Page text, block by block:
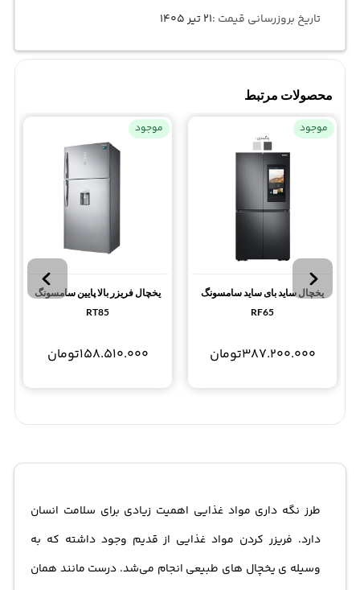
تاریخ بروزرسانی قیمت :۲۱ تیر ۱۴۰۵
محصولات مرتبط
موجود
یخچال ساید بای ساید سامسونگ
RF65
387.200.000تومان
موجود
یخچال فریزر بالا پایین سامسونگ
RT85
158.510.000تومان
طرز نگه داری مواد غذایی اهمیت زیادی برای سلامت انسان
دارد. فریزر کردن مواد غذایی از قدیم وجود داشته که به
وسیله ی یخچال های طبیعی انجام می‌شد. درست مانند همان